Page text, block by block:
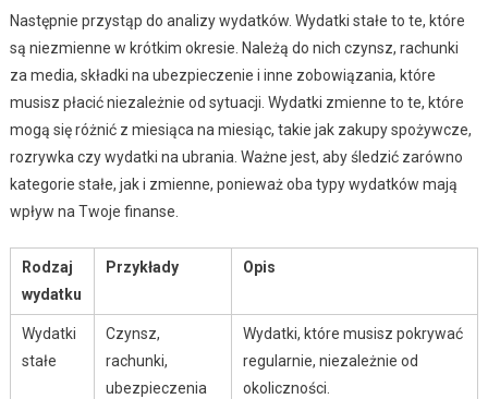
Następnie przystąp do analizy wydatków. Wydatki stałe to te, które
są niezmienne w krótkim okresie. Należą do nich czynsz, rachunki
za media, składki na ubezpieczenie i inne zobowiązania, które
musisz płacić niezależnie od sytuacji. Wydatki zmienne to te, które
mogą się różnić z miesiąca na miesiąc, takie jak zakupy spożywcze,
rozrywka czy wydatki na ubrania. Ważne jest, aby śledzić zarówno
kategorie stałe, jak i zmienne, ponieważ oba typy wydatków mają
wpływ na Twoje finanse.
Rodzaj
wydatku
Przykłady Opis
Wydatki
stałe
Czynsz,
rachunki,
ubezpieczenia
Wydatki, które musisz pokrywać
regularnie, niezależnie od
okoliczności.